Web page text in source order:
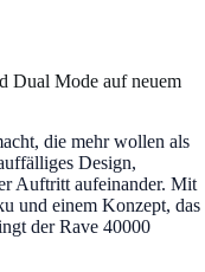
Dual Mode auf neuem
die mehr wollen als
Design,
Auftritt aufeinander. Mit
und einem Konzept, das
der Rave 40000